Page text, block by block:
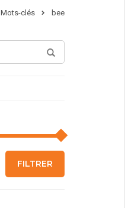
Mots-clés bee
FILTRER